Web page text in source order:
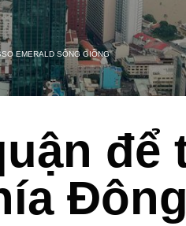
EMERALD SÔNG GIỒNG
để
Đông